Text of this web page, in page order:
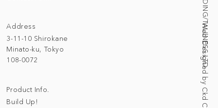
Address
3-11-10 Shirokane
Minato-ku, Tokyo
108-0072
Product Info.
Build Up!